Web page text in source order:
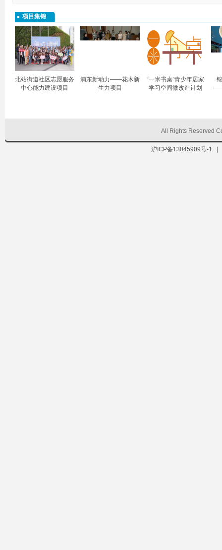
项目集锦
北站街道社区志愿服务
中心能力建设项目
浦东新动力——花木新
生力项目
“一米书桌”青少年居家
学习空间微改造计划
All Rights Reserved
沪ICP备13045909号-1